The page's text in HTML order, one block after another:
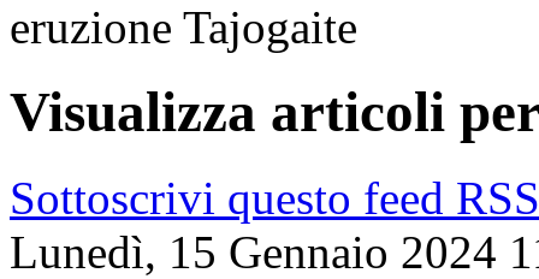
eruzione Tajogaite
Visualizza articoli
Sottoscrivi questo feed RSS
Lunedì, 15 Gennaio 2024